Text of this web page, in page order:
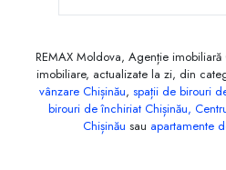
REMAX Moldova, Agenție
imobiliare, actualizate la zi, din
vânzare Chișinău, spații de birouri
birouri de închiriat Chișinău,
Chișinău sau apartamente